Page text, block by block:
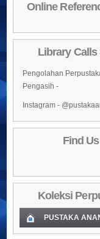
Online
Library Calls
Pengolahan
Pengasih -
Instagram -
Find
Koleksi
PUSTAKA